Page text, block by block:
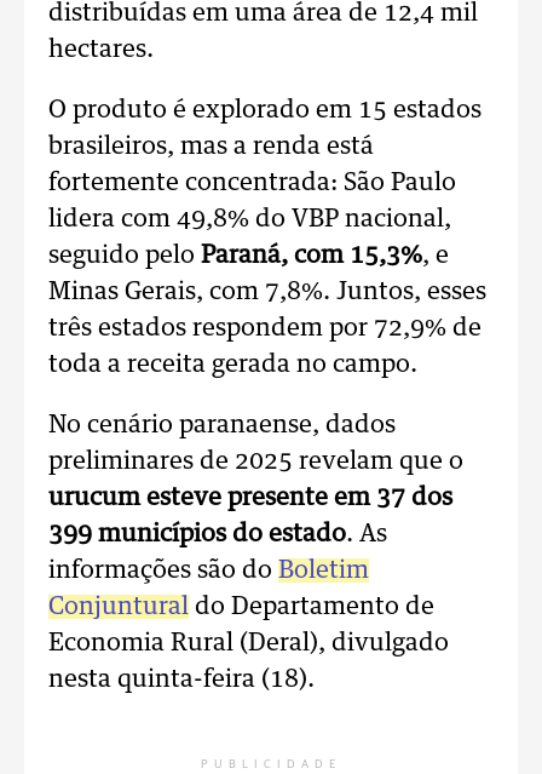
distribuídas em uma área de 12,4 mil
hectares.
O produto é explorado em 15 estados
brasileiros, mas a renda está
fortemente concentrada: São Paulo
lidera com 49,8% do VBP nacional,
seguido pelo Paraná, com 15,3%, e
Minas Gerais, com 7,8%. Juntos, esses
três estados respondem por 72,9% de
toda a receita gerada no campo.
No cenário paranaense, dados
preliminares de 2025 revelam que o
urucum esteve presente em 37 dos
399 municípios do estado. As
informações são do Boletim
Conjuntural do Departamento de
Economia Rural (Deral), divulgado
nesta quinta-feira (18).
PUBLICIDADE